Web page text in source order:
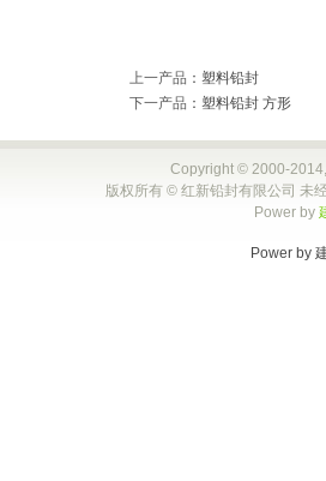
上一产品 ： 塑料铅封
下一产品 ： 塑料铅封 方形
Copyright © 2000-
版权所有 © 红新铅封有限公司 未
Power by
Power by